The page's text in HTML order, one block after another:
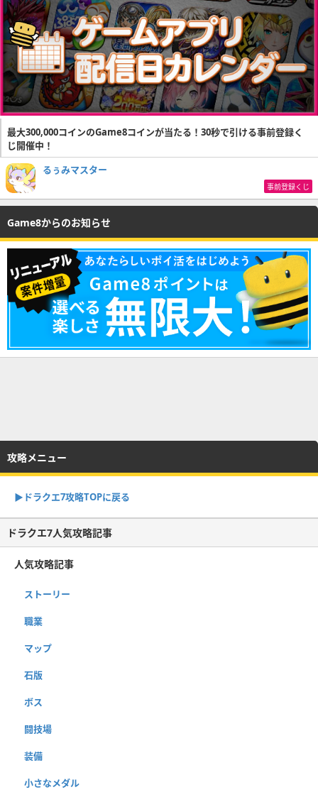
最大300,000コインのGame8コインが当たる！30秒で引ける事前登録く
じ開催中！
るぅみマスター
事前登録くじ
Game8からのお知らせ
攻略メニュー
▶︎ドラクエ7攻略TOPに戻る
ドラクエ7人気攻略記事
人気攻略記事
ストーリー
職業
マップ
石版
ボス
闘技場
装備
小さなメダル